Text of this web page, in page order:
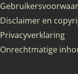
Disclaimer en
Privacyverklaring
Onrechtmatige